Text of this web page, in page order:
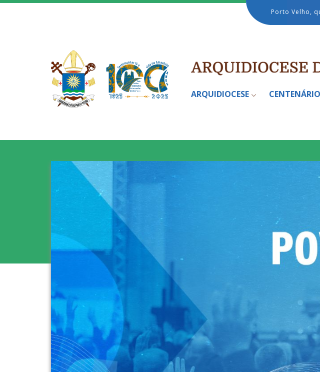
Porto Velho,
ARQUIDIOCESE CENTENÁRIO